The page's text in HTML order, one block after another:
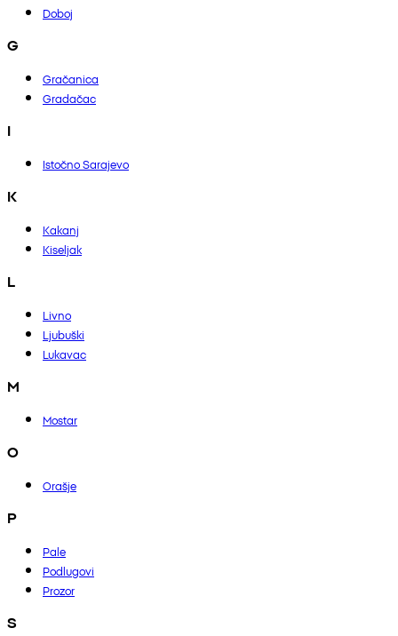
Doboj
G
Gračanica
Gradačac
I
Istočno Sarajevo
K
Kakanj
Kiseljak
L
Livno
Ljubuški
Lukavac
M
Mostar
O
Orašje
P
Pale
Podlugovi
Prozor
S